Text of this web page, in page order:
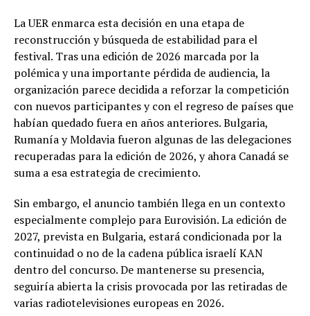
La UER enmarca esta decisión en una etapa de
reconstrucción y búsqueda de estabilidad para el
festival. Tras una edición de 2026 marcada por la
polémica y una importante pérdida de audiencia, la
organización parece decidida a reforzar la competición
con nuevos participantes y con el regreso de países que
habían quedado fuera en años anteriores. Bulgaria,
Rumanía y Moldavia fueron algunas de las delegaciones
recuperadas para la edición de 2026, y ahora Canadá se
suma a esa estrategia de crecimiento.
Sin embargo, el anuncio también llega en un contexto
especialmente complejo para Eurovisión. La edición de
2027, prevista en Bulgaria, estará condicionada por la
continuidad o no de la cadena pública israelí KAN
dentro del concurso. De mantenerse su presencia,
seguiría abierta la crisis provocada por las retiradas de
varias radiotelevisiones europeas en 2026.